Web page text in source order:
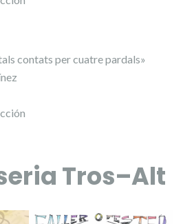
contats per cuatre pardals»
Tros–Alt